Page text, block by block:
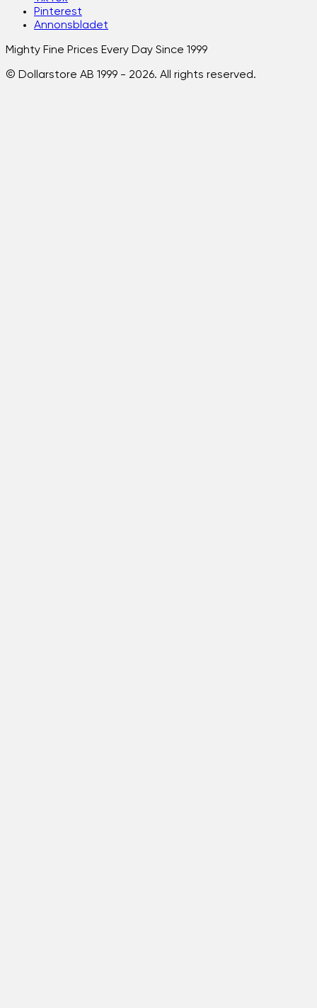
Pinterest
Annonsbladet
Mighty Fine Prices Every Day Since 1999
© Dollarstore AB 1999 - 2026. All rights reserved.